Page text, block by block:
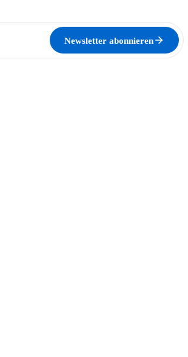
Newsletter abonnieren